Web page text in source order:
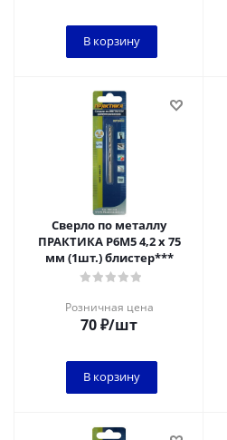
В корзину
Сверло по металлу
ПРАКТИКА Р6М5 4,2 х 75
мм (1шт.) блистер***
Розничная цена
70₽/шт
В корзину